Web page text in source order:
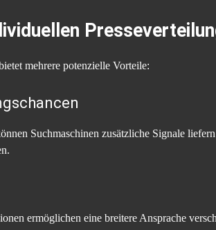
mehrere potenzielle Vorteile:
Suchmaschinen zusätzliche Signale
ermöglichen eine breitere Ansprache